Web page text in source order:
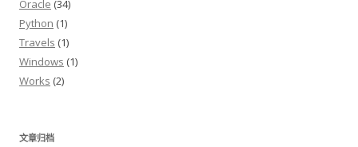
Oracle (34)
Python (1)
Travels (1)
Windows (1)
Works (2)
文章归档